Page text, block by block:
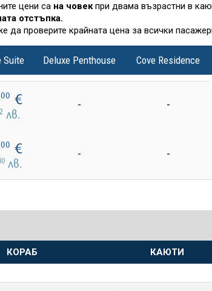
цени са на човекпри двама възрастни в
отстъпка.
проверите крайната цена за всички
Suite Deluxe Penthouse Cove Residence
00 €
лв.
- -
00 €
лв.
- -
КОРАБ КАЮТИ